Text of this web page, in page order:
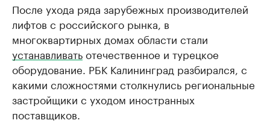
После ухода ряда зарубежных производителей
лифтов с российского рынка, в
многоквартирных домах области стали
устанавливатьотечественное и турецкое
оборудование. РБК Калининград разбирался, с
какими сложностями столкнулись региональные
застройщики с уходом иностранных
поставщиков.